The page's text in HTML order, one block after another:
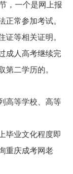
，一个是网上报
常参加考试。
等相关证明。
成人高考继续完
第二学历的。
高等学校、高等
毕业文化程度即
重庆成考网老